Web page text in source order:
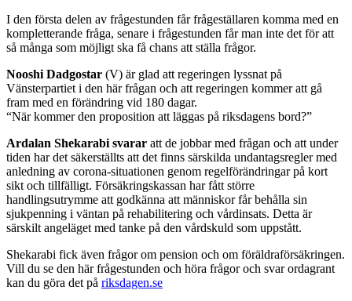
I den första delen av frågestunden får frågeställaren komma med en
kompletterande fråga, senare i frågestunden får man inte det för att
så många som möjligt ska få chans att ställa frågor.
Nooshi Dadgostar (V) är glad att regeringen lyssnat på
Vänsterpartiet i den här frågan och att regeringen kommer att gå
fram med en förändring vid 180 dagar.
“När kommer den proposition att läggas på riksdagens bord?”
Ardalan Shekarabi svarar att de jobbar med frågan och att under
tiden har det säkerställts att det finns särskilda undantagsregler med
anledning av corona-situationen genom regelförändringar på kort
sikt och tillfälligt. Försäkringskassan har fått större
handlingsutrymme att godkänna att människor får behålla sin
sjukpenning i väntan på rehabilitering och vårdinsats. Detta är
särskilt angeläget med tanke på den vårdskuld som uppstått.
Shekarabi fick även frågor om pension och om föräldraförsäkringen.
Vill du se den här frågestunden och höra frågor och svar ordagrant
kan du göra det på riksdagen.se